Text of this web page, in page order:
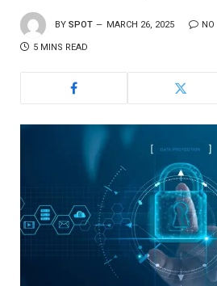
BY SPOT MARCH 26, 2025 NO
5 MINS READ